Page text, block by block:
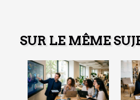
SUR LE MÊME